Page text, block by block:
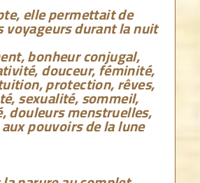
elle permettait de
voyageurs durant la nuit
bonheur conjugal,
douceur, féminité,
protection, rêves,
sexualité, sommeil,
douleurs menstruelles,
pouvoirs de la lune